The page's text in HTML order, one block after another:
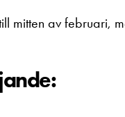
mitten av februari,